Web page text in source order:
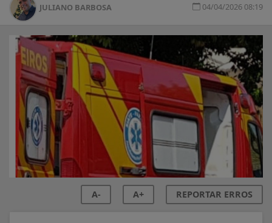
JULIANO BARBOSA 04/04/2026 08:19
A- A+ REPORTAR ERROS